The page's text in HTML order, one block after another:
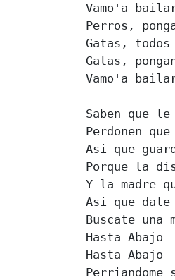
Vamo'a
Perros,
Gatas,
Gatas,
Vamo'a
Saben que
Perdonen
Asi que
Porque la
Y la madre
Asi que dale
Buscate una
Hasta Abajo
Hasta Abajo